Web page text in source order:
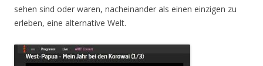
sehen sind oder waren, nacheinander als einen einzigen zu
erleben, eine alternative Welt.